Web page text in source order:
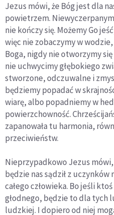
Jezus mówi, że Bóg jest dla
powietrzem.
nie kończy się. Możemy Go
więc nie zobaczymy w
Boga, nigdy nie otworzymy
nie uchwycimy głębokiego
stworzone, odczuwalne i
będziemy popadać w
wiarę, albo popadniemy w
powierzchowność.
zapanowała tu harmonia,
przeciwieństw.
Nieprzypadkowo Jezus
będzie nas sądził z uczynków
całego człowieka. Bo jeśli
głodnego, będzie to dla tych
ludzkiej. I dopiero od niej